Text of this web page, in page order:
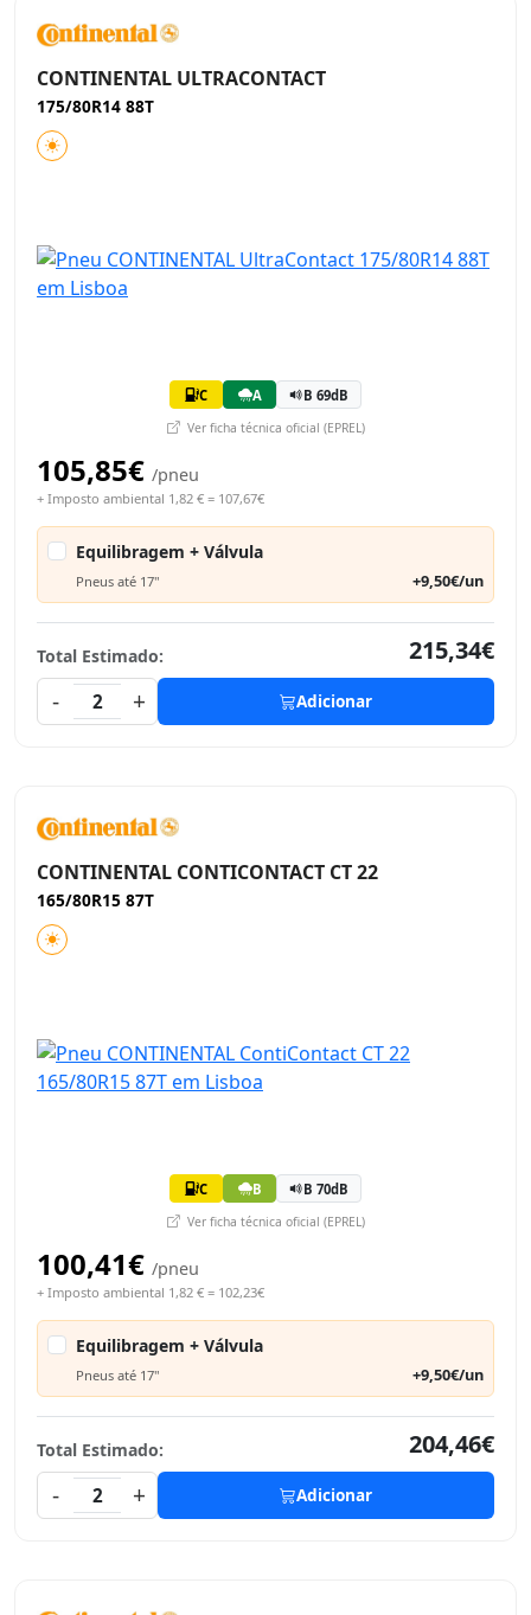
CONTINENTAL ULTRACONTACT
175/80R14 88T
C A B 69dB
Ver ficha técnica oficial (EPREL)
105,85€ /pneu
+ Imposto ambiental 1,82 € = 107,67€
Equilibragem + Válvula
Pneus até 17" +9,50€/un
Total Estimado:
215,34€
-
2 + Adicionar
CONTINENTAL CONTICONTACT CT 22
165/80R15 87T
C B B 70dB
Ver ficha técnica oficial (EPREL)
100,41€ /pneu
+ Imposto ambiental 1,82 € = 102,23€
Equilibragem + Válvula
Pneus até 17" +9,50€/un
Total Estimado:
204,46€
-
2 + Adicionar